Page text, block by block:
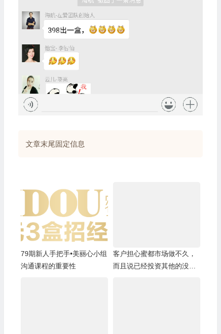
文章末尾固定信息
79期新人手把手•美丽心小组
沟通课程的重要性
客户担心蜜都市场做不久，
而且说已经投资其他的没有